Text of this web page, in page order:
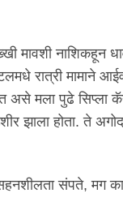
मावशी
रात्री मामाने
मला पुढे सिप्ला
झाला होता. ते
संपते, मग